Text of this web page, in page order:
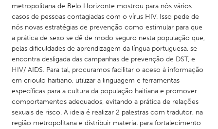
metropolitana de Belo Horizonte mostrou para nós vários
casos de pessoas contagiadas com o vírus HIV. Isso pede de
nós novas estratégias de prevenção como estimular para que
a prática de sexo se dê de modo seguro nesta população que,
pelas dificuldades de aprendizagem da língua portuguesa, se
encontra desligada das campanhas de prevenção de DST, e
HIV/ AIDS. Para tal, procuramos facilitar o aceso à informação
em crioulo haitiano, utilizar a linguagem e ferramentas
específicas para a cultura da população haitiana e promover
comportamentos adequados, evitando a prática de relações
sexuais de risco. A ideia é realizar 2 palestras com tradutor, na
região metropolitana e distribuir material para fortalecimento